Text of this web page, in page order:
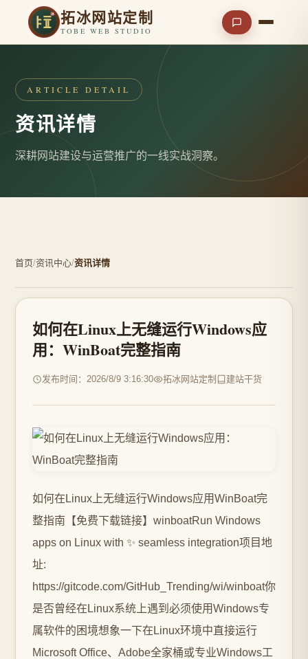
拓冰网站定制
TOBE WEB STUDIO
ARTICLE DETAIL
资讯详情
深耕网站建设与运营推广的一线实战洞察。
首页/资讯中心/资讯详情
如何在Linux上无缝运行Windows应
用：WinBoat完整指南
发布时间：2026/8/9 3:16:30 拓冰网站定制 建站干货
如何在Linux上无缝运行Windows应用WinBoat完
整指南【免费下载链接】winboatRun Windows
apps on Linux with ✨ seamless integration项目地
址:
https://gitcode.com/GitHub_Trending/wi/winboat你
是否曾经在Linux系统上遇到必须使用Windows专
属软件的困境想象一下在Linux环境中直接运行
Microsoft Office、Adobe全家桶或专业Windows工